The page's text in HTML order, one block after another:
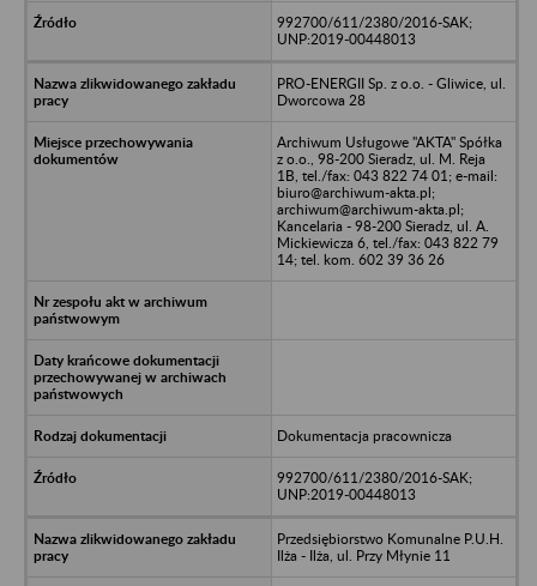
992700/611/2380/2016-SAK;
UNP:2019-00448013
PRO-ENERGII Sp. z o.o. - Gliwice, ul.
Dworcowa 28
Archiwum Usługowe "AKTA" Spółka
z o.o., 98-200 Sieradz, ul. M. Reja
1B, tel./fax: 043 822 74 01; e-mail:
biuro@archiwum-akta.pl;
archiwum@archiwum-akta.pl;
Kancelaria - 98-200 Sieradz, ul. A.
Mickiewicza 6, tel./fax: 043 822 79
14; tel. kom. 602 39 36 26
Dokumentacja pracownicza
992700/611/2380/2016-SAK;
UNP:2019-00448013
Przedsiębiorstwo Komunalne P.U.H.
Ilża - Ilża, ul. Przy Młynie 11